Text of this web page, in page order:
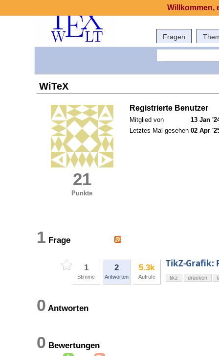
Fragen
WiTeX
21
Punkte
Registrierte Benutzer
Mitglied von
13 Jan
Letztes Mal gesehen 02 Apr
1 Frage
1
Stimme
2
Antworten
5.3k
Aufrufe
TikZ-Grafik:
tikz drucken
0 Antworten
0 Bewertungen
Willkommen,